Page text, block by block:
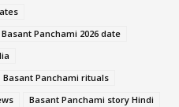
Basant Panchami 2026 date
Basant Panchami rituals
Basant Panchami story Hindi